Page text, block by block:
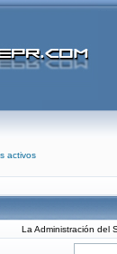
activos
La Administración del